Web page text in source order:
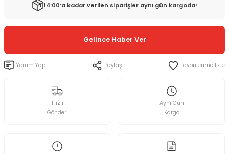
14:00’a kadar verilen siparişler aynı gün kargoda!
Gelince Haber Ver
Yorum Yap Paylaş
Hızlı
Gönderi
Aynı Gün
Kargo